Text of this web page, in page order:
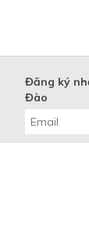
Đăng ký
Đào